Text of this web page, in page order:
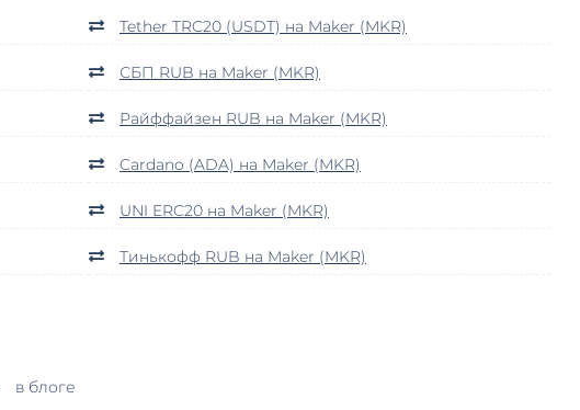
Tether TRC20 (USDT) на Maker (MKR)
СБП RUB на Maker (MKR)
Райффайзен RUB на Maker (MKR)
Cardano (ADA) на Maker (MKR)
UNI ERC20 на Maker (MKR)
Тинькофф RUB на Maker (MKR)
в блоге